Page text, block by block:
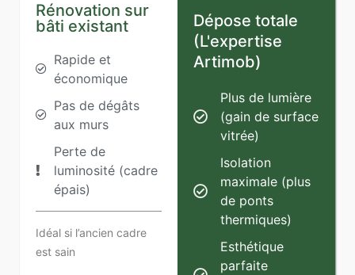
Rénovation sur
bâti existant
Rapide et
économique
Pas de dégâts
aux murs
Perte de
luminosité (cadre
épais)
Idéal si l’ancien cadre
est sain
Dépose totale
(L'expertise
Artimob)
Plus de lumière
(gain de surface
vitrée)
Isolation
maximale (plus
de ponts
thermiques)
Esthétique
parfaite